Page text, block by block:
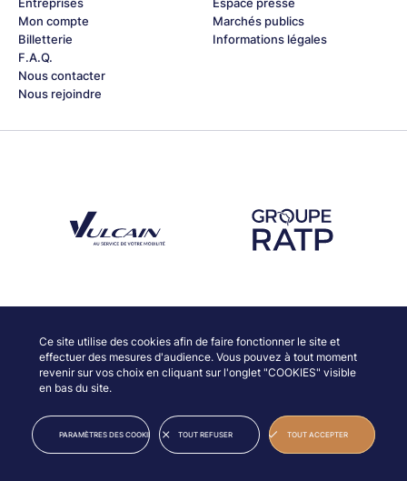
Ce site utilise des cookies afin de faire fonctionner le site et
effectuer des mesures d'audience. Vous pouvez à tout moment
revenir sur vos choix en cliquant sur l'onglet "COOKIES" visible
en bas du site.
PARAMÈTRES DES COOKIES TOUT REFUSER TOUT ACCEPTER
Mon compte
Billetterie
F.A.Q.
Nous contacter
Nous rejoindre
Marchés publics
Informations légales
© JAZZ À VIENNE
INFORMATIONS LÉGALES
CRÉDITS